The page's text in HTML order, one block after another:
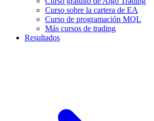
Curso sobre la cartera de EA
Curso de programación MQL
Más cursos de trading
Resultados